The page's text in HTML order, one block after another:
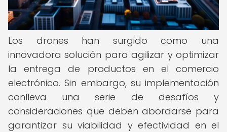
Los drones han surgido como una
innovadora solución para agilizar y optimizar
la entrega de productos en el comercio
electrónico. Sin embargo, su implementación
conlleva una serie de desafíos y
consideraciones que deben abordarse para
garantizar su viabilidad y efectividad en el